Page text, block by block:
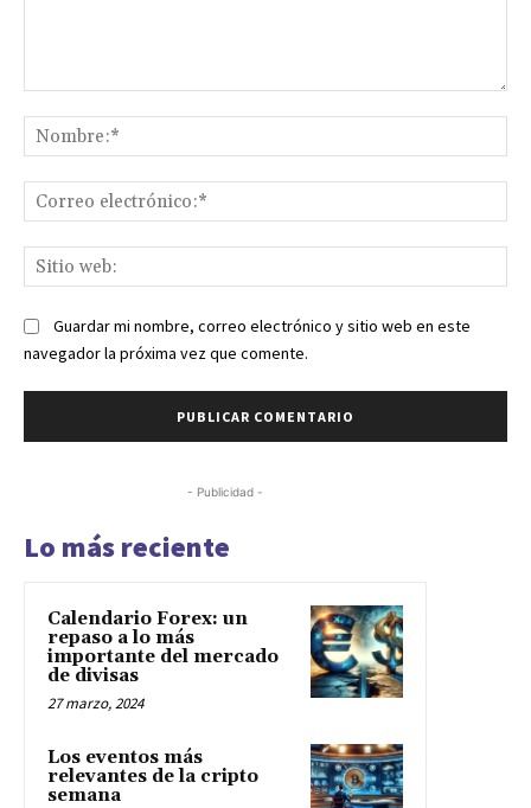
Guardar mi nombre, correo electrónico y sitio web en este
navegador la próxima vez que comente.
- Publicidad -
Lo más reciente
Calendario Forex: un
repaso a lo más
importante del mercado
de divisas
27 marzo, 2024
Los eventos más
relevantes de la cripto
semana